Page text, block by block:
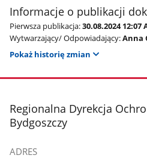
Informacje o publikacji
Pierwsza publikacja:30.08.2024
Wytwarzający/ Odpowiadający:Anna
Pokaż historię zmian
stopka
Regionalna Dyrekcja
Bydgoszczy
ADRES